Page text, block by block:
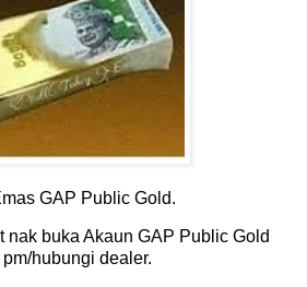
GAP Public Gold.
nak buka Akaun GAP Public Gold
hubungi dealer.